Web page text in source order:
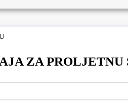
ZA PROLJETNU